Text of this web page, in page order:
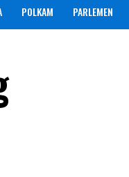
POLKAM PARLEMEN